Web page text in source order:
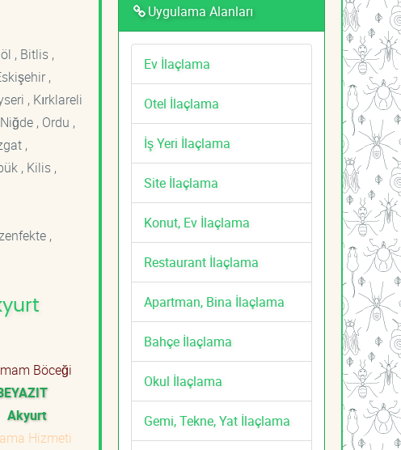
, Bitlis ,
,
, Kırklareli
, Ordu ,
,
, Kilis ,
,
Böceği
Akyurt
Hizmeti
Uygulama Alanları
Ev İlaçlama
Otel İlaçlama
İş Yeri İlaçlama
Site İlaçlama
Konut, Ev İlaçlama
Restaurant İlaçlama
Apartman, Bina İlaçlama
Bahçe İlaçlama
Okul İlaçlama
Gemi, Tekne, Yat İlaçlama